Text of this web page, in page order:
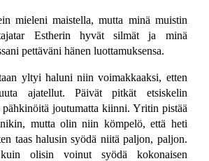
mieleni maistella, mutta minä muistin
Estherin hyvät silmät ja minä
pettäväni hänen luottamuksensa.
yltyi haluni niin voimakkaaksi, etten
ajatellut. Päivät pitkät etsiskelin
pähkinöitä joutumatta kiinni. Yritin pistää
mutta olin niin kömpelö, että heti
taas halusin syödä niitä paljon, paljon.
olisin voinut syödä kokonaisen